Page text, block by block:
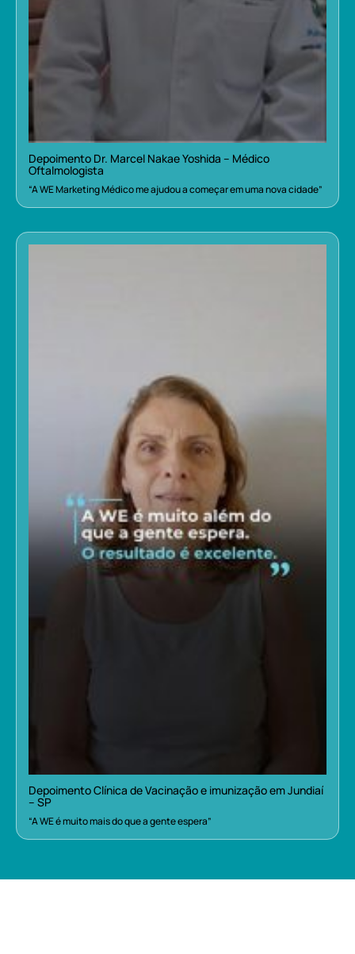
Depoimento Dr. Marcel Nakae Yoshida – Médico
Oftalmologista
“A WE Marketing Médico me ajudou a começar em uma nova cidade”
Depoimento Clínica de Vacinação e imunização em Jundiaí
– SP
“A WE é muito mais do que a gente espera”